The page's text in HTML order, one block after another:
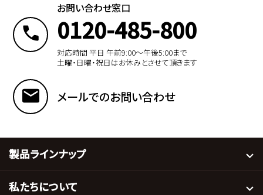
お問い合わせ窓口
0120-485-800
対応時間 平日 午前9:00〜午後5:00まで
土曜・日曜・祝日はお休みとさせて頂きます
メールでのお問い合わせ
製品ラインナップ
私たちについて